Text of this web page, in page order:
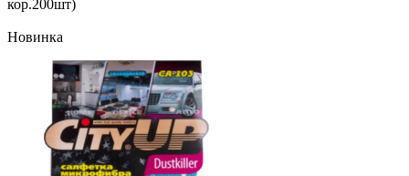
кор.200шт)
Новинка